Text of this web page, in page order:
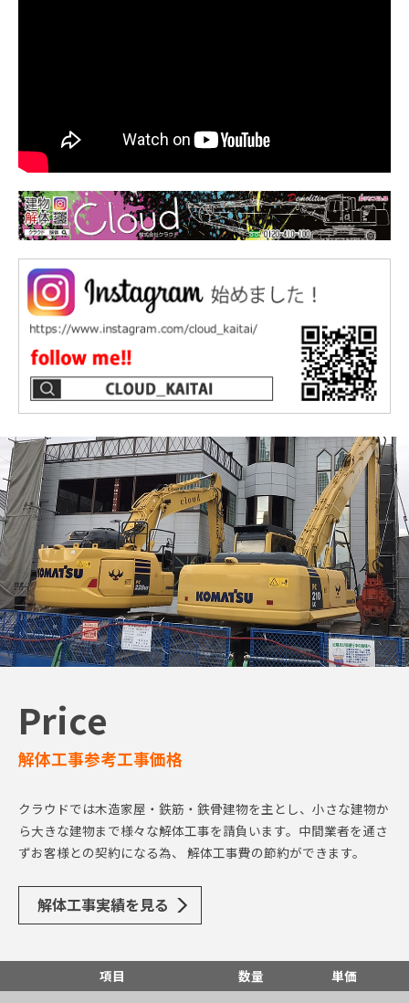
Price
解体工事参考工事価格
クラウドでは木造家屋・鉄筋・鉄骨建物を主とし、小さな建物か
ら大きな建物まで様々な解体工事を請負います。中間業者を通さ
ずお客様との契約になる為、 解体工事費の節約ができます。
解体工事実績を見る
項目 数量 単価